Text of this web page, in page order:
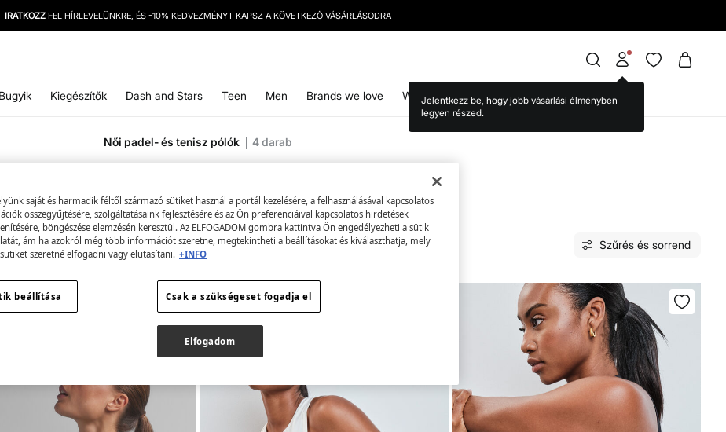
INGYENES SZÁLLÍTÁS 12000 HUF FELETT
Bugyik Kiegészítők Dash and Stars Teen Men Brands we love WS World
Jelentkezz be, hogy jobb vásárlási élményben
legyen részed.
Női padel- és tenisz pólók 4darab
Szűrés és sorrend
saját és harmadik féltől származó sütiket használ a portál kezelésére, a felhasználásával kapcsolatos
összegyűjtésére, szolgáltatásaink fejlesztésére és az Ön preferenciáival kapcsolatos hirdetések
böngészése elemzésén keresztül. Az ELFOGADOM gombra kattintva Ön engedélyezheti a sütik
ám ha azokról még több információt szeretne, megtekintheti a beállításokat és kiválaszthatja, mely
szeretné elfogadni vagy elutasítani. +INFO
Csak a szükségeset fogadja el
Elfogadom
beállítása